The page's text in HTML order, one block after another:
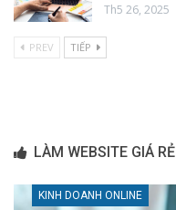
Th5 26, 2025
PREV TIẾP
LÀM WEBSITE GIÁ RẺ
KINH DOANH ONLINE